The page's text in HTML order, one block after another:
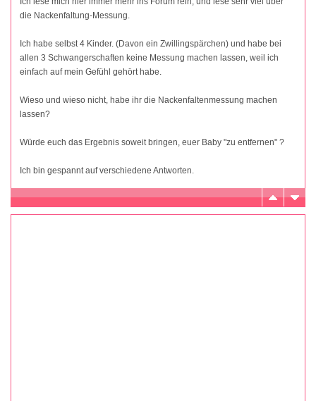
die Nackenfaltung-Messung.
Ich habe selbst 4 Kinder. (Davon ein Zwillingspärchen) und habe bei
allen 3 Schwangerschaften keine Messung machen lassen, weil ich
einfach auf mein Gefühl gehört habe.
Wieso und wieso nicht, habe ihr die Nackenfaltenmessung machen
lassen?
Würde euch das Ergebnis soweit bringen, euer Baby "zu entfernen" ?
Ich bin gespannt auf verschiedene Antworten.